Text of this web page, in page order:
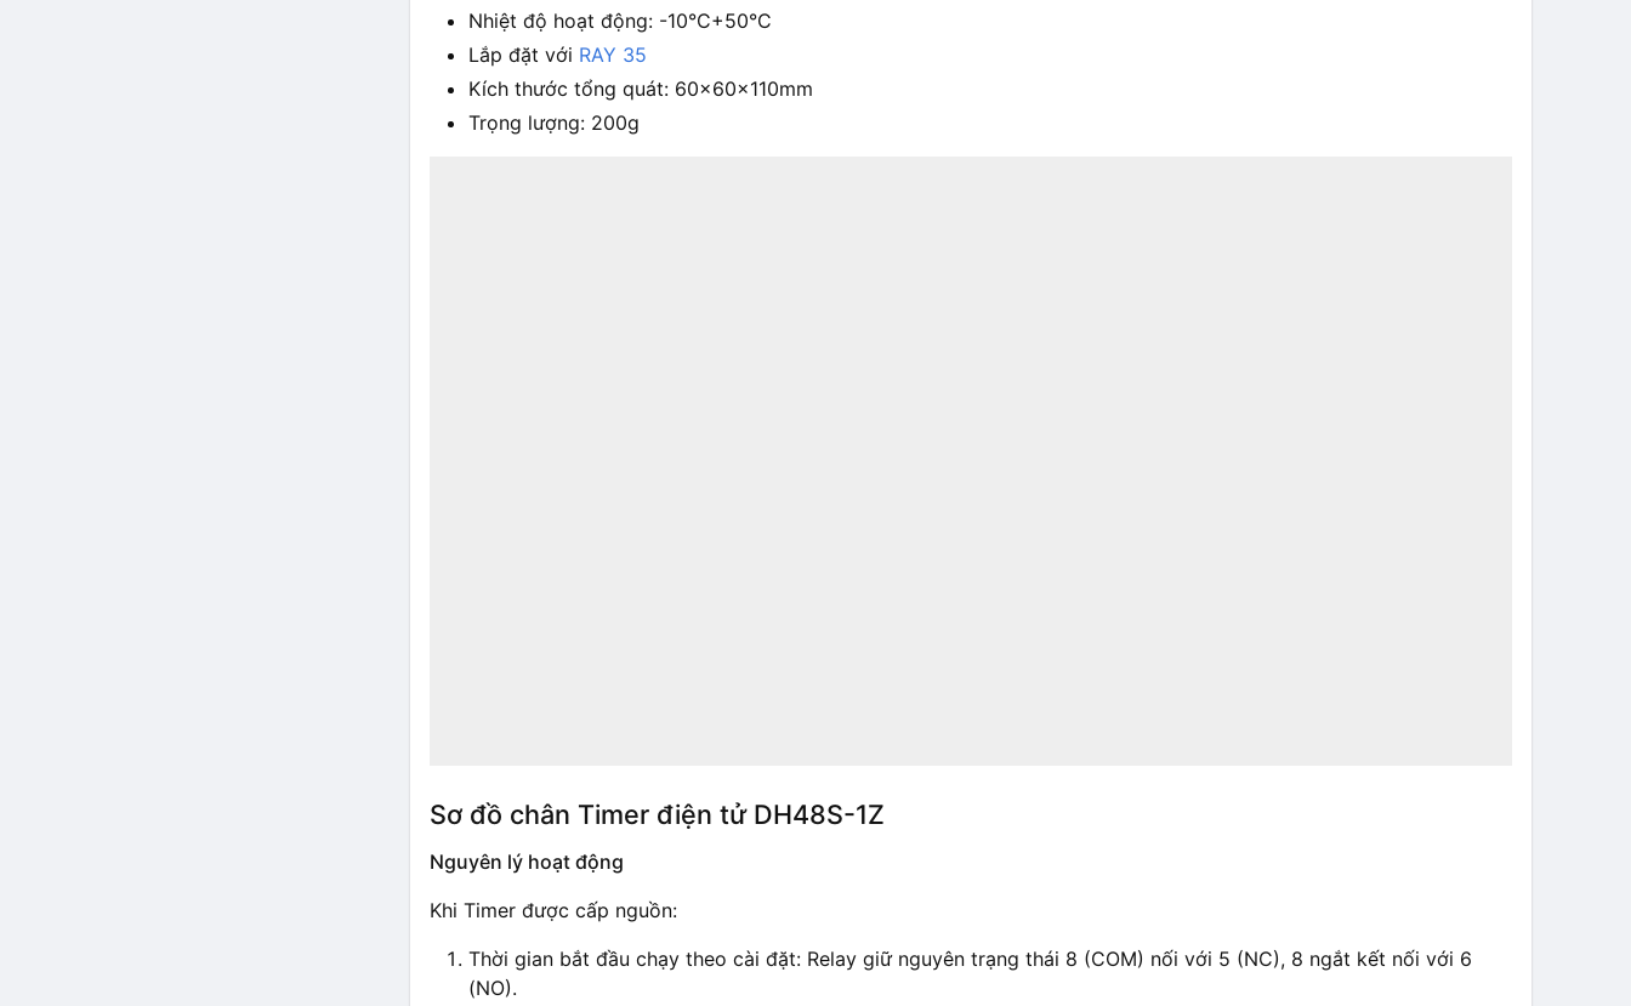
Nhiệt độ hoạt động: -10°C+50°C
Lắp đặt với RAY 35
Kích thước tổng quát: 60x60x110mm
Trọng lượng: 200g
Sơ đồ chân Timer điện tử DH48S-1Z
Nguyên lý hoạt động
Khi Timer được cấp nguồn:
Thời gian bắt đầu chạy theo cài đặt: Relay giữ nguyên trạng thái 8 (COM) nối với 5 (NC), 8 ngắt kết nối với 6
(NO).